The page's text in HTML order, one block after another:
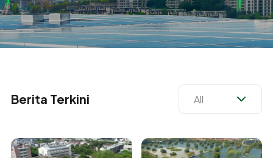
Berita Terkini